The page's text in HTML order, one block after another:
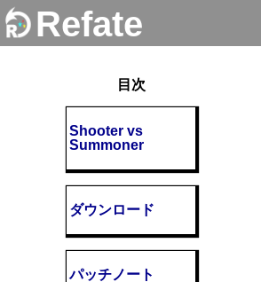
Refate
目次
Shooter vs
Summoner
ダウンロード
パッチノート